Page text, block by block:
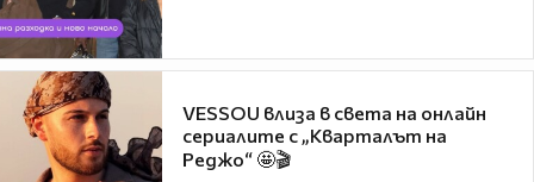
VESSOU влиза в света на онлайн
сериалите с „Кварталът на
Реджо“ 🤩🎬